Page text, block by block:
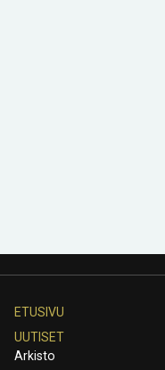
ETUSIVU
UUTISET
Arkisto